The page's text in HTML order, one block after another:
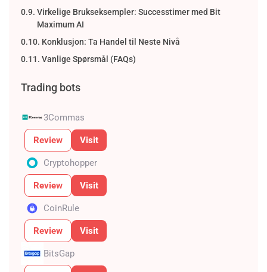
Virkelige Brukseksempler: Successtimer med Bit
Maximum AI
Konklusjon: Ta Handel til Neste Nivå
Vanlige Spørsmål (FAQs)
Trading bots
3Commas
Review Visit
Cryptohopper
Review Visit
CoinRule
Review Visit
BitsGap